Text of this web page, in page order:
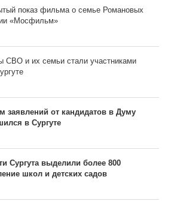
показ фильма о семье Романовых
«Мосфильм»
СВО и их семьи стали участниками
заявлений от кандидатов в Думу
в Сургуте
Сургута выделили более 800
школ и детских садов